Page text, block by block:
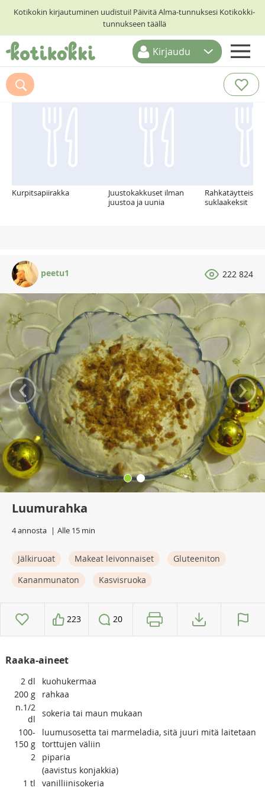
Kotikokin kirjautuminen uudistui! Päivitä Alma-tunnuksesi Kotikokki-
tunnukseen täällä
ETUSIVU
RESEPTIHAKU
Kirjaudu
Suosittelemme myös
Kurpitsapiirakka
Juustokakkuset ilman
juustoa ja uunia
Rahkatäytteiset
suklaakeksit
peetu1 222 824
‹ ›
Luumurahka
4 annosta Alle 15 min
Jälkiruoat Makeat leivonnaiset
Gluteeniton
Kananmunaton
Kasvisruoka
223 20
Raaka-aineet
2 dl
kuohukermaa
200 g
rahkaa
n.1/2
dl
sokeria tai maun mukaan
100-
150 g
luumusosetta tai marmeladia, sitä juuri mitä laitetaan
torttujen väliin
2
piparia
(aavistus konjakkia)
1 tl vanilliinisokeria